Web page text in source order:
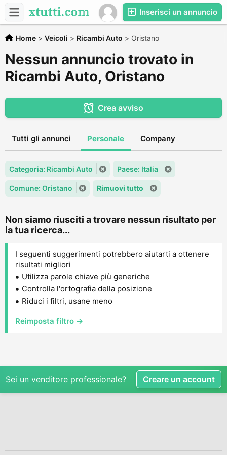
Inserisci un annuncio
Home > Veicoli > Ricambi Auto > Oristano
Nessun annuncio trovato in
Ricambi Auto, Oristano
Crea avviso
Tutti gli annunci Personale Company
Categoria: Ricambi Auto Paese: Italia
Comune: Oristano Rimuovi tutto
Non siamo riusciti a trovare nessun risultato per
la tua ricerca...
I seguenti suggerimenti potrebbero aiutarti a ottenere
risultati migliori
Utilizza parole chiave più generiche
Controlla l'ortografia della posizione
Riduci i filtri, usane meno
Reimposta filtro →
Sei un venditore professionale? Creare un account